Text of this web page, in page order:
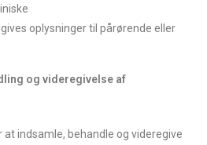
oplysninger til pårørende eller
og videregivelse af
at indsamle, behandle og videregive